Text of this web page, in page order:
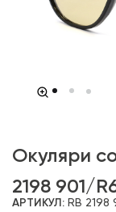
Окуляри
2198 901/
АРТИКУЛ: RB 2198